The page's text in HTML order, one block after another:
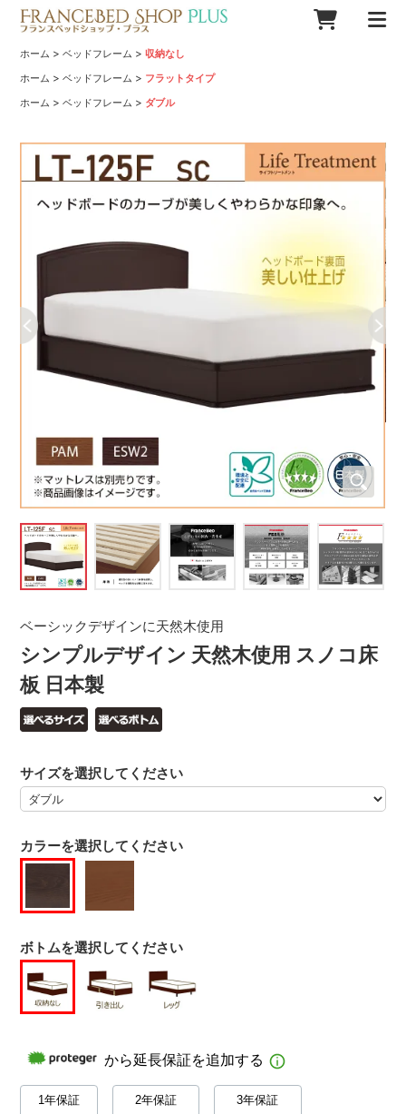
ホーム >ベッドフレーム >収納なし
ホーム >ベッドフレーム > フラットタイプ
ホーム >ベッドフレーム > ダブル
シンプルデザイン 天然木使用 スノコ床
板 日本製
ベーシックデザインに天然木使用
カラーを選択してください
サイズを選択してください
ボトムを選択してください